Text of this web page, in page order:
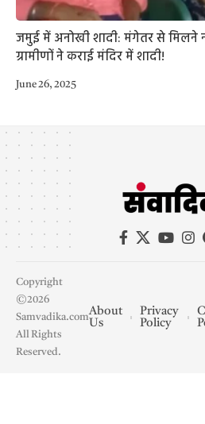
जमुई में अनोखी शादी: मंगेतर से मिलने
ग्रामीणों ने कराई मंदिर में शादी!
June 26, 2025
Copyright
©2026
Samvadika.com
All Rights
Reserved.
About
Us
Privacy
Policy